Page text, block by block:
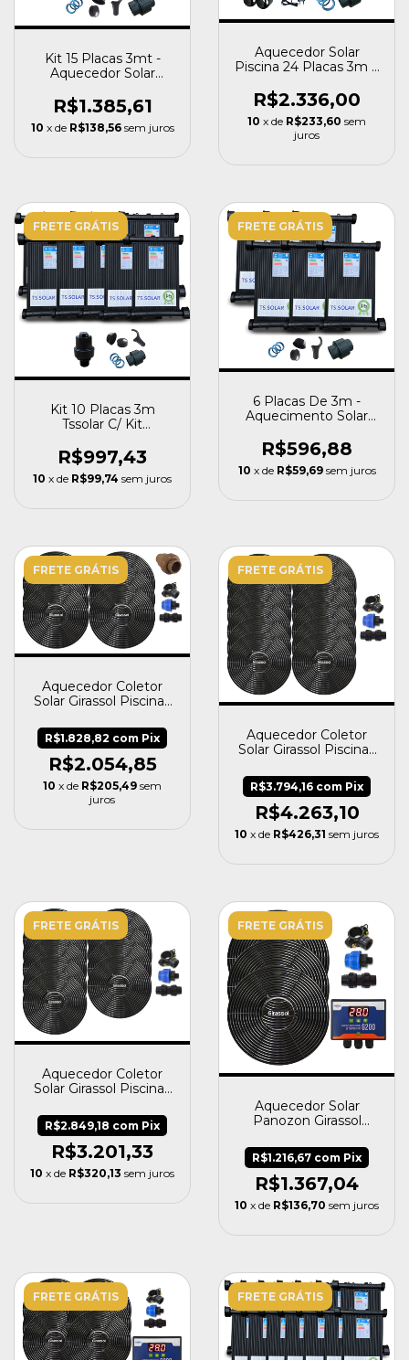
Kit 15 Placas 3mt -
Aquecedor Solar
R$1.385,61
10 x de R$138,56 sem juros
Aquecedor Solar
Piscina 24 Placas 3m +
R$2.336,00
10 x de R$233,60 sem
juros
FRETE GRÁTIS
Kit 10 Placas 3m
Tssolar C/ Kit
Vácuo
R$997,43
10 x de R$99,74 sem juros
FRETE GRÁTIS
6 Placas De 3m -
Aquecimento Solar
R$596,88
10 x de R$59,69 sem juros
FRETE GRÁTIS
Aquecedor Coletor
Solar Girassol Piscinas
Válvula de Retenção
R$2.054,85
R$1.828,82 com Pix
10 x de R$205,49 sem
juros
FRETE GRÁTIS
Aquecedor Coletor
Solar Girassol Piscinas
R$4.263,10
R$3.794,16 com Pix
10 x de R$426,31 sem juros
FRETE GRÁTIS
Aquecedor Coletor
Solar Girassol Piscinas
R$3.201,33
R$2.849,18 com Pix
10 x de R$320,13 sem juros
FRETE GRÁTIS
Aquecedor Solar
Panozon Girassol
R$1.367,04
R$1.216,67 com Pix
10 x de R$136,70 sem juros
FRETE GRÁTIS FRETE GRÁTIS